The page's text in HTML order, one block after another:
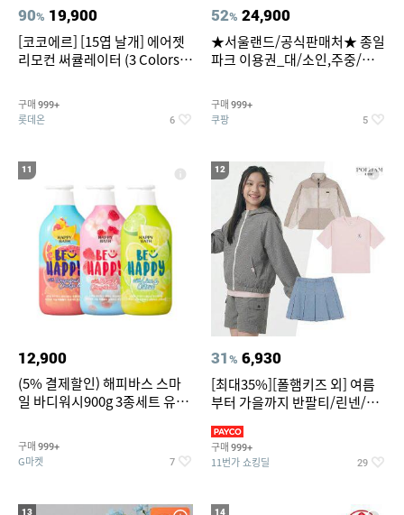
90% 19,900
[코코에르] [15엽 날개] 에어젯
리모컨 써큘레이터 (3 Colors
구매 999+
롯데온 6
52% 24,900
★서울랜드/공식판매처★ 종일
파크 이용권_대/소인,주중/주
구매 999+
쿠팡 5
11
12,900
(5% 결제할인) 해피바스 스마
일 바디워시900g 3종세트 유
구매 999+
G마켓 7
12
31% 6,930
[최대35%][폴햄키즈 외] 여름
부터 가을까지 반팔티/린넨/맨
구매 999+
11번가 쇼킹딜 29
13 14